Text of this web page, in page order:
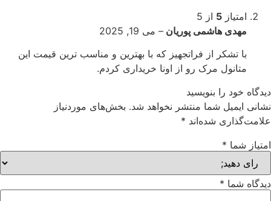
امتیاز از 5
مهدی هاشمی پوریان– می 19, 2025
با تشکر از فراتجهیز که با بهترین و مناسب ترین قیمت این
متانول مرک رو از اونا خریداری کردم.
خود را بنویسید
ایمیل شما منتشر نخواهد شد. بخش‌های موردنیاز
شده‌اند*
شما*
شما*